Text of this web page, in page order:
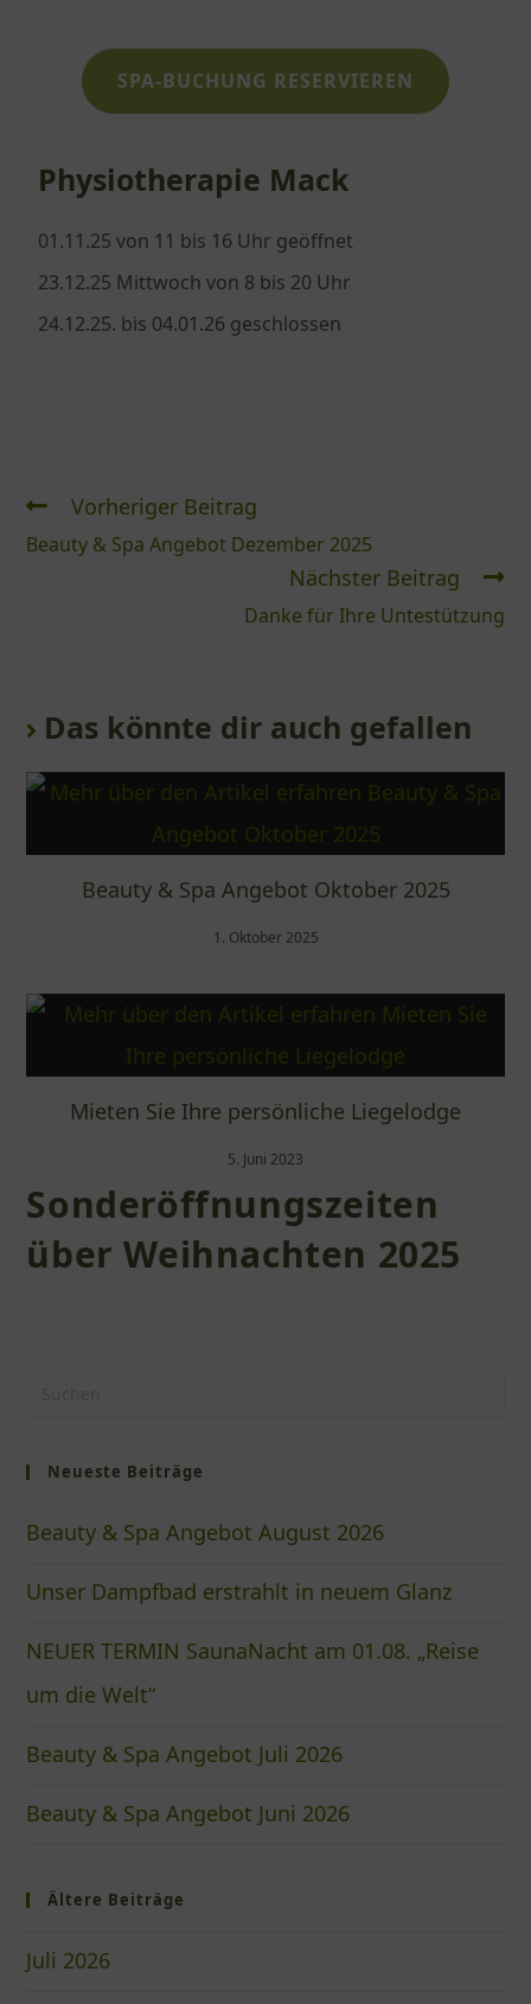
SPA-BUCHUNG RESERVIEREN
Physiotherapie Mack
01.11.25 von 11 bis 16 Uhr geöffnet
23.12.25 Mittwoch von 8 bis 20 Uhr
24.12.25. bis 04.01.26 geschlossen
Vorheriger Beitrag
Beauty & Spa Angebot Dezember 2025
Nächster Beitrag
Danke für Ihre Untestützung
Das könnte dir auch gefallen
Beauty & Spa Angebot Oktober 2025
1. Oktober 2025
Mieten Sie Ihre persönliche Liegelodge
5. Juni 2023
Sonderöffnungszeiten
über Weihnachten 2025
Neueste Beiträge
Beauty & Spa Angebot August 2026
Unser Dampfbad erstrahlt in neuem Glanz
NEUER TERMIN SaunaNacht am 01.08. „Reise
um die Welt“
Beauty & Spa Angebot Juli 2026
Beauty & Spa Angebot Juni 2026
Ältere Beiträge
Juli 2026